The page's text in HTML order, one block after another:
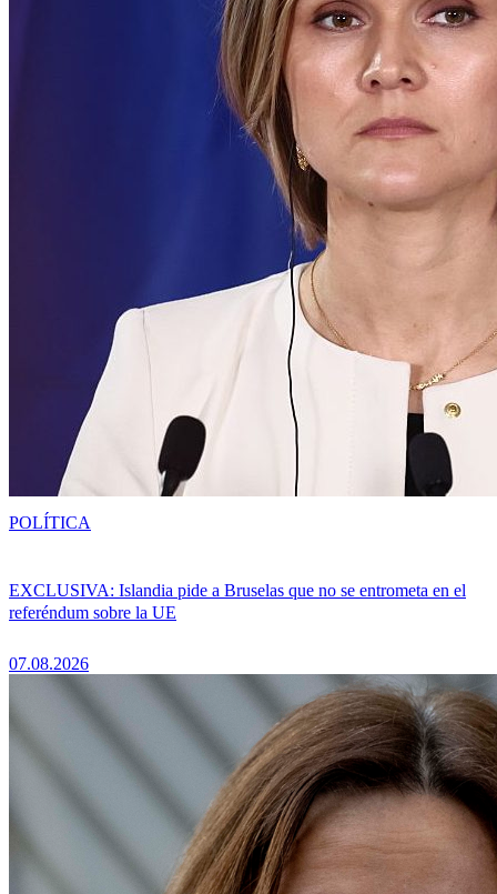
EXCLUSIVA: Islandia pide a Bruselas que no se entrometa en el
referéndum sobre la UE
07.08.2026
POLÍTICA